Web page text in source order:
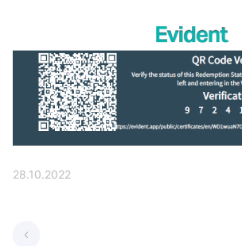
28.10.2022